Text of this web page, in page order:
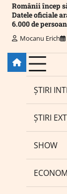
Românii încep
Datele oficiale
6.000 de
Mocanu Erich
ȘTIRI
ȘTIRI
SHOW